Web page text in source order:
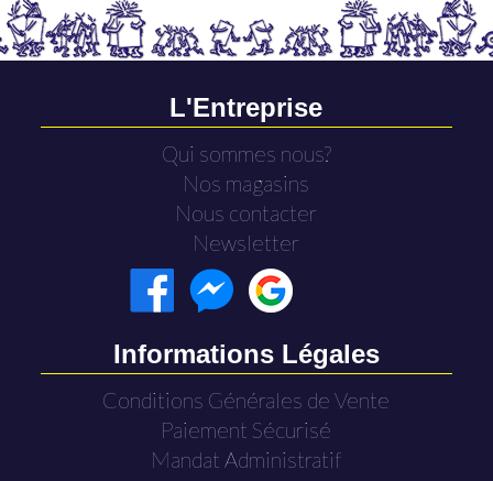
L'Entreprise
Qui sommes nous?
Nos magasins
Nous contacter
Newsletter
Informations Légales
Conditions Générales de Vente
Paiement Sécurisé
Mandat Administratif